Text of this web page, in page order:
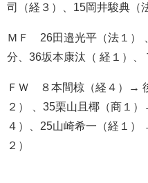
司（経３）、 15岡井駿典（
ＭＦ 26田邉光平（法１）
分、 36坂本康汰（ 経１）、
ＦＷ ８本間椋（経４） →
２）
35栗山且椰（商１）
４）、 25山崎希一（経１）
２）